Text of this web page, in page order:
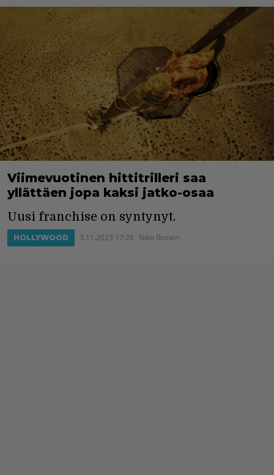
Viimevuotinen hittitrilleri saa
yllättäen jopa kaksi jatko-osaa
Uusi franchise on syntynyt.
HOLLYWOOD 3.11.2023 17:28 Niko Ikonen